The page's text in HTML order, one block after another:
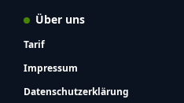
Über uns
Tarif
Impressum
Datenschutzerklärung